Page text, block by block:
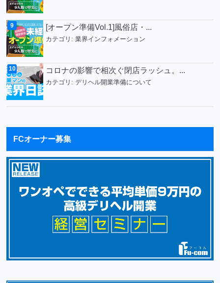
[オープン準備Vol.1]風俗店・...
カテゴリ:業界インフォメーション
コロナの影響で相次ぐ閉店ラッシュ。...
カテゴリ:デリヘル開業準備について
FCオーナー募集